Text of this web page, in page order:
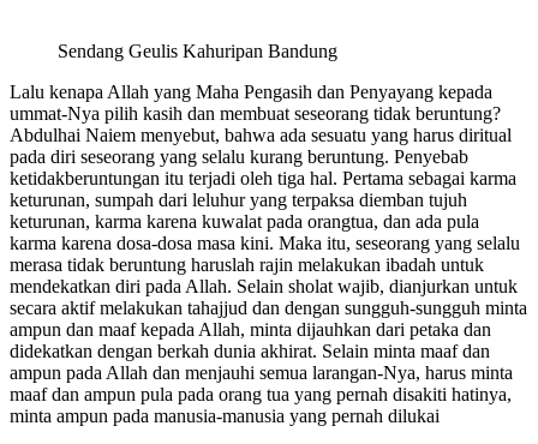
Sendang Geulis Kahuripan Bandung
Lalu kenapa Allah yang Maha Pengasih dan Penyayang kepada
ummat-Nya pilih kasih dan membuat seseorang tidak beruntung?
Abdulhai Naiem menyebut, bahwa ada sesuatu yang harus diritual
pada diri seseorang yang selalu kurang beruntung. Penyebab
ketidakberuntungan itu terjadi oleh tiga hal. Pertama sebagai karma
keturunan, sumpah dari leluhur yang terpaksa diemban tujuh
keturunan, karma karena kuwalat pada orangtua, dan ada pula
karma karena dosa-dosa masa kini. Maka itu, seseorang yang selalu
merasa tidak beruntung haruslah rajin melakukan ibadah untuk
mendekatkan diri pada Allah. Selain sholat wajib, dianjurkan untuk
secara aktif melakukan tahajjud dan dengan sungguh-sungguh minta
ampun dan maaf kepada Allah, minta dijauhkan dari petaka dan
didekatkan dengan berkah dunia akhirat. Selain minta maaf dan
ampun pada Allah dan menjauhi semua larangan-Nya, harus minta
maaf dan ampun pula pada orang tua yang pernah disakiti hatinya,
minta ampun pada manusia-manusia yang pernah dilukai